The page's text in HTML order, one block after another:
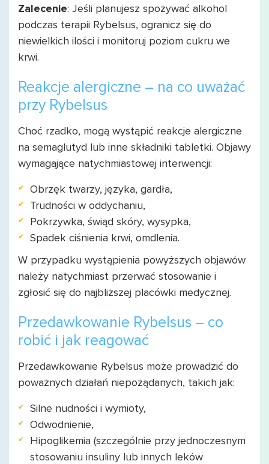
Zalecenie: Jeśli planujesz spożywać alkohol
podczas terapii Rybelsus, ogranicz się do
niewielkich ilości i monitoruj poziom cukru we
krwi.
Reakcje alergiczne – na co uważać
przy Rybelsus
Choć rzadko, mogą wystąpić reakcje alergiczne
na semaglutyd lub inne składniki tabletki. Objawy
wymagające natychmiastowej interwencji:
Obrzęk twarzy, języka, gardła,
Trudności w oddychaniu,
Pokrzywka, świąd skóry, wysypka,
Spadek ciśnienia krwi, omdlenia.
W przypadku wystąpienia powyższych objawów
należy natychmiast przerwać stosowanie i
zgłosić się do najbliższej placówki medycznej.
Przedawkowanie Rybelsus – co
robić i jak reagować
Przedawkowanie Rybelsus może prowadzić do
poważnych działań niepożądanych, takich jak:
Silne nudności i wymioty,
Odwodnienie,
Hipoglikemia (szczególnie przy jednoczesnym
stosowaniu insuliny lub innych leków